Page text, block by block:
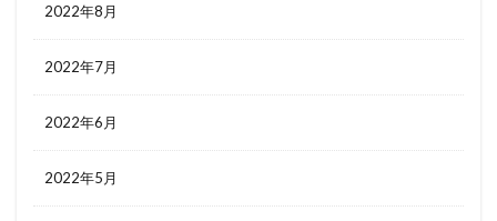
2022年8月
2022年7月
2022年6月
2022年5月